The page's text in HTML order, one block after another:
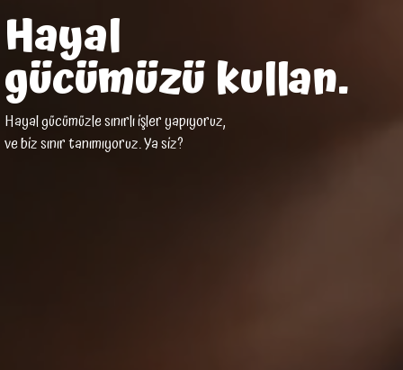
Hayal
gücümüzü kullan.
Hayal gücümüzle sınırlı işler yapıyoruz,
ve biz sınır tanımıyoruz. Ya siz?